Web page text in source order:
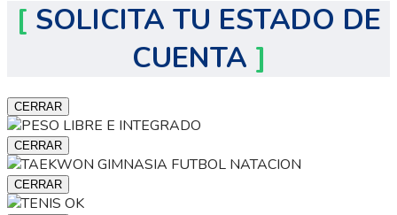
[ SOLICITA TU ESTADO DE
CUENTA ]
CERRAR
CERRAR
CERRAR